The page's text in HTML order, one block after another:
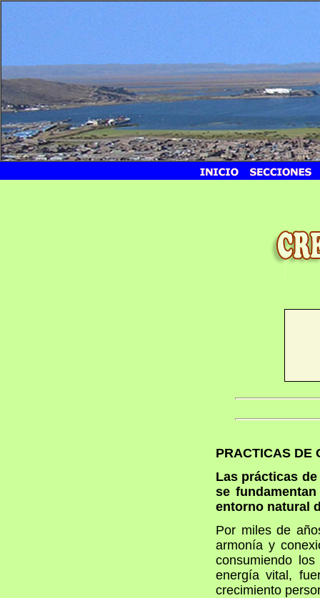
PRACTICAS DE
Las prácticas
se
entorno natural
Por miles de
armonía y
consumiendo
energía vital,
crecimiento